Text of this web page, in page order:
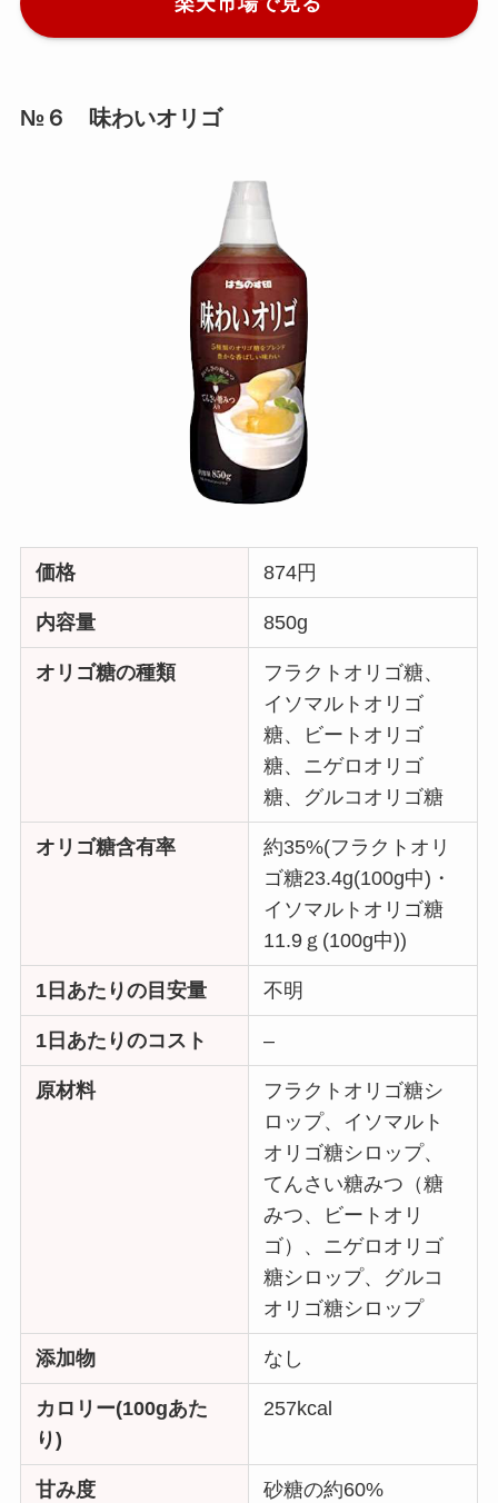
№６ 味わいオリゴ
価格 874円
内容量 850g
オリゴ糖の種類
フラクトオリゴ糖、
イソマルトオリゴ
糖、ビートオリゴ
糖、ニゲロオリゴ
糖、グルコオリゴ糖
オリゴ糖含有率
約35%(フラクトオリ
ゴ糖23.4g(100g中)・
イソマルトオリゴ糖
11.9ｇ(100g中))
1日あたりの目安量 不明
1日あたりのコスト –
原材料
フラクトオリゴ糖シ
ロップ、イソマルト
オリゴ糖シロップ、
てんさい糖みつ（糖
みつ、ビートオリ
ゴ）、ニゲロオリゴ
糖シロップ、グルコ
オリゴ糖シロップ
添加物 なし
カロリー(100gあた
り)
257kcal
甘み度 砂糖の約60%